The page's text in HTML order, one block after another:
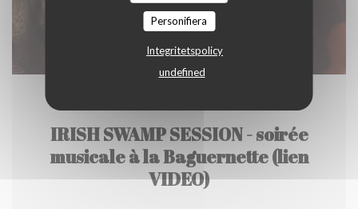
Personifiera
Integritetspolicy
undefined
IRISH SWAMP SESSION - soirée
musicale à la Baguernette (lien
VIDEO)